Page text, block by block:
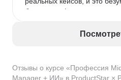
Отзывы о курсе «Профессия
Manager + ИИ» в ProductStar ×
брала тариф с
мои запросы, указывал на
расширилась до